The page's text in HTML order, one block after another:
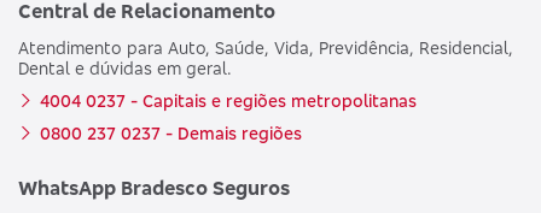
Central de Relacionamento
Atendimento para Auto, Saúde, Vida, Previdência, Residencial,
Dental e dúvidas em geral.
4004 0237 - Capitais e regiões metropolitanas
0800 237 0237 - Demais regiões
WhatsApp Bradesco Seguros